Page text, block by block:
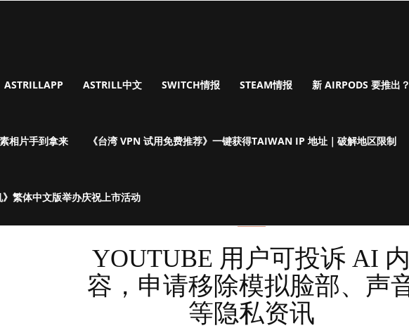
ASTRILLAPP ASTRILL中文 SWITCH情报 STEAM情报 新 AIRPODS 要推出
相片手到拿来 《台湾 VPN 试用免费推荐》一键获得TAIWAN IP 地址｜破解地区限制
繁体中文版举办庆祝上市活动
YOUTUBE 用户可投诉 AI 内
容，申请移除模拟脸部、声
等隐私资讯